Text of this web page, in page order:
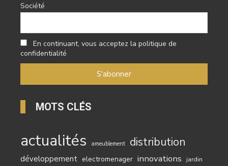
Société
En continuant, vous acceptez la politique de
confidentialité
MOTS CLÉS
actualités ameublement distribution
développement electromenager innovations jardin